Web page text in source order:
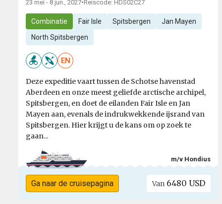
23 mei - 8 jun., 2027•Reiscode: HDS02C27
Combinatie Fair Isle Spitsbergen Jan Mayen
North Spitsbergen
EN
Deze expeditie vaart tussen de Schotse havenstad
Aberdeen en onze meest geliefde arctische archipel,
Spitsbergen, en doet de eilanden Fair Isle en Jan
Mayen aan, evenals de indrukwekkende ijsrand van
Spitsbergen. Hier krijgt u de kans om op zoek te
gaan...
m/v Hondius
Ga naar de cruisepagina Van 6480 USD